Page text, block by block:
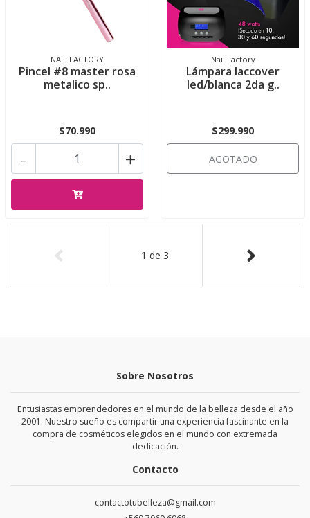
NAIL FACTORY
Pincel #8 master rosa
metalico sp..
$70.990
+
-
Nail Factory
Lámpara laccover
led/blanca 2da g..
$299.990
AGOTADO
1 de 3
Sobre Nosotros
Entusiastas emprendedores en el mundo de la belleza desde el año
2001. Nuestro sueño es compartir una experiencia fascinante en la
compra de cosméticos elegidos en el mundo con extremada
dedicación.
Contacto
contactotubelleza@gmail.com